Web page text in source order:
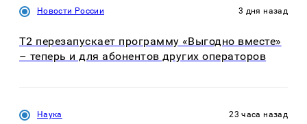
Новости России 3 дня назад
Т2 перезапускает программу «Выгодно вместе»
– теперь и для абонентов других операторов
Наука 23 часа назад